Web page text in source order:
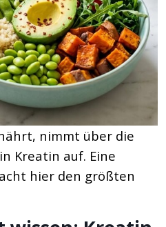
nimmt über die
Kreatin auf. Eine
hier den größten